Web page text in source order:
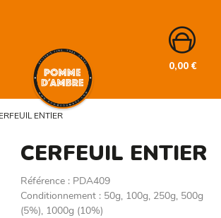
0,00 €
ENTIER
CERFEUIL ENTIER
Référence : PDA409
Conditionnement : 50g, 100g, 250g, 500g
(5%), 1000g (10%)